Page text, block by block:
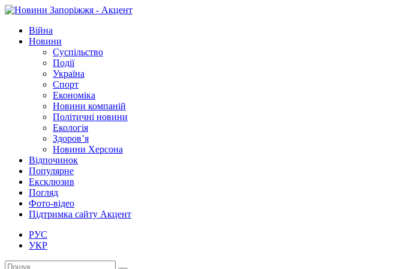
Війна
Новини
Суспільство
Події
Україна
Спорт
Економіка
Новини компаній
Політичні новини
Екологія
Здоров’я
Новини Херсона
Відпочинок
Популярне
Ексклюзив
Погляд
Фото-відео
Підтримка сайту Акцент
РУС
УКР